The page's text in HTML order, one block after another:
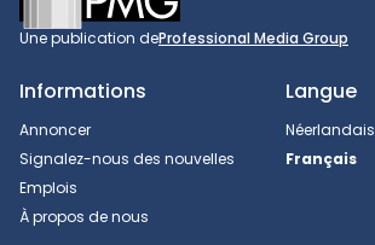
Une publication deProfessional Media Group
Informations
Annoncer
Signalez-nous des nouvelles
Emplois
À propos de nous
Langue
Néerlandais
Français